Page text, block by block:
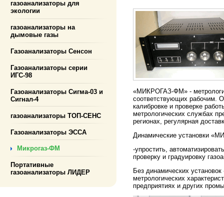
газоанализаторы для
экологии
газоанализаторы на
дымовые газы
Газоанализаторы Сенсон
Газоанализаторы серии
ИГС-98
Газоанализаторы Сигма-03 и
Сигнал-4
газоанализаторы ТОП-СЕНС
Газоанализаторы ЭССА
Микрогаз-ФМ
Портативные
газоанализаторы ЛИДЕР
«МИКРОГАЗ-ФМ» -
соответствующих рабочим.
калибровке и проверке
метрологических службах
регионах, регулярная
Динамические установки
-упростить,
проверку и градуировку
Без динамических
метрологических
предприятиях и других